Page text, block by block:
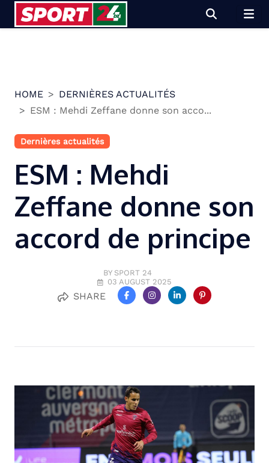
HOME
DERNIÈRES ACTUALITÉS
ESM : Mehdi Zeffane donne son acco...
Dernières actualités
ESM : Mehdi
Zeffane donne son
accord de principe
BY SPORT 24
03 AUGUST 2025
SHARE